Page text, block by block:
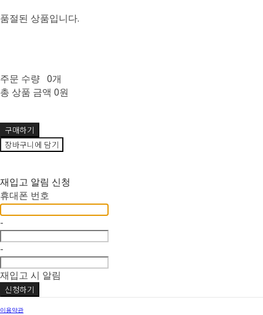
품절된 상품입니다.
주문 수량 0개
총 상품 금액 0원
구매하기
장바구니에 담기
재입고 알림 신청
휴대폰 번호
-
-
재입고 시 알림
신청하기
이용약관